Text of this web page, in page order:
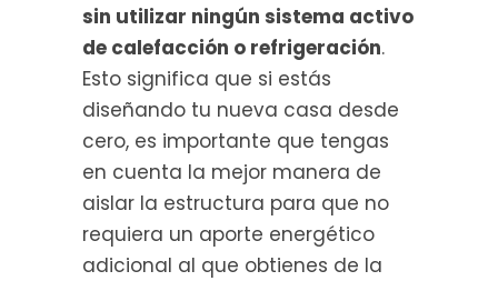
sin utilizar ningún sistema activo
de calefacción o refrigeración.
Esto significa que si estás
diseñando tu nueva casa desde
cero, es importante que tengas
en cuenta la mejor manera de
aislar la estructura para que no
requiera un aporte energético
adicional al que obtienes de la